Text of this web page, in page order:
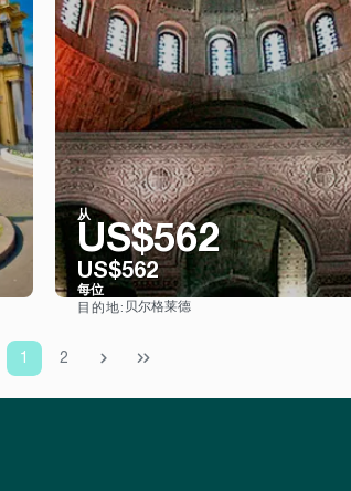
从
US$562
US$562
每位
目的地: 贝尔格莱德
1 2